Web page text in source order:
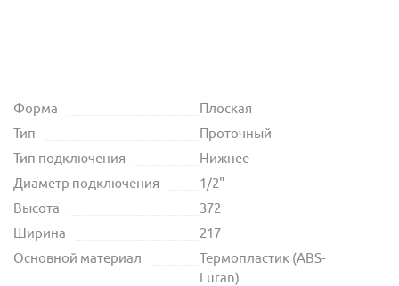
Форма
Плоская
Тип
Проточный
Тип подключения
Нижнее
Диаметр подключения
1/2"
Высота
372
Ширина
217
Основной материал
Термопластик (ABS-
Luran)